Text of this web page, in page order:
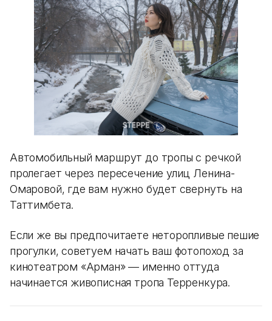
Автомобильный маршрут до тропы с речкой
пролегает через пересечение улиц Ленина-
Омаровой, где вам нужно будет свернуть на
Таттимбета.
Если же вы предпочитаете неторопливые пешие
прогулки, советуем начать ваш фотопоход за
кинотеатром «Арман» — именно оттуда
начинается живописная тропа Терренкура.